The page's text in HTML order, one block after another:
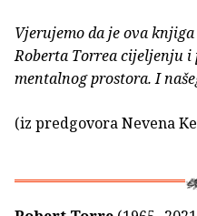
Vjerujemo da je ova
Roberta Torrea cijeljenju
mentalnog prostora. I
(iz predgovora Nevena